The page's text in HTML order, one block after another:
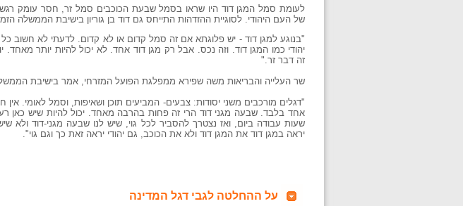
לעומת סמל המגן דוד היו שראו בסמל שבעת הכוכבים סמל זר, חסר עומק רגשי
של העם היהודי. לסוגיית ההזדהות התייחס גם דוד בן גוריון בישיבת הממשלה הזמנית ב-11
"בנוגע למגן דוד - יש פלוגתא אם זה סמל קדום או לא קדום. לדעתי לא חשוב
יהודי כמו המגן דוד. וזה נכס. אבל רק מגן דוד אחד. לא יכול להיות יותר מאחד.
זה דבר זר."
שר העלייה והבריאות משה שפירא ממפלגת הפועל המזרחי, אמר בישיבת הממשלה הזמנית ב-
"דגלים מורכבים משני יסודות: צבעים- המביעים תוכן ושאיפות, וסמל לאומי. אין
אחד בלבד. שבעה מגני דוד הרי זה פחות בהרבה מאחד. יכול להיות שיש כאן
שעות עבודה ביום, ואז נצטרך להסביר לכל גוי, שיש לנו שבעה מגני-דוד ולא
יראה במגן דוד את המגן דוד ולא את הכוכב, גם יהודי יראה זאת כך וגם גוי".
על ההחלטה לגבי דגל המדינה